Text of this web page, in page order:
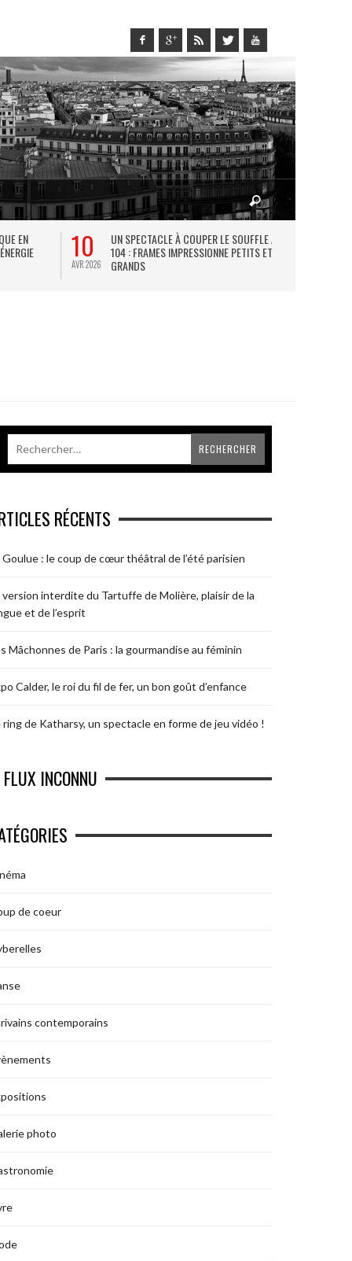
EN
10
AVR 2026
UN SPECTACLE À COUPER LE SOUFFLE AU
104 : FRAMES IMPRESSIONNE PETITS ET
GRANDS
RÉCENTS
Goulue : le coup de cœur théâtral de l’été parisien
version interdite du Tartuffe de Molière, plaisir de la
et de l’esprit
Mâchonnes de Paris : la gourmandise au féminin
Calder, le roi du fil de fer, un bon goût d’enfance
ring de Katharsy, un spectacle en forme de jeu vidéo !
FLUX INCONNU
de coeur
contemporains
photo